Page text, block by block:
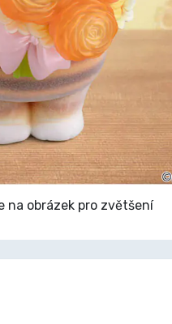
na obrázek pro zvětšení